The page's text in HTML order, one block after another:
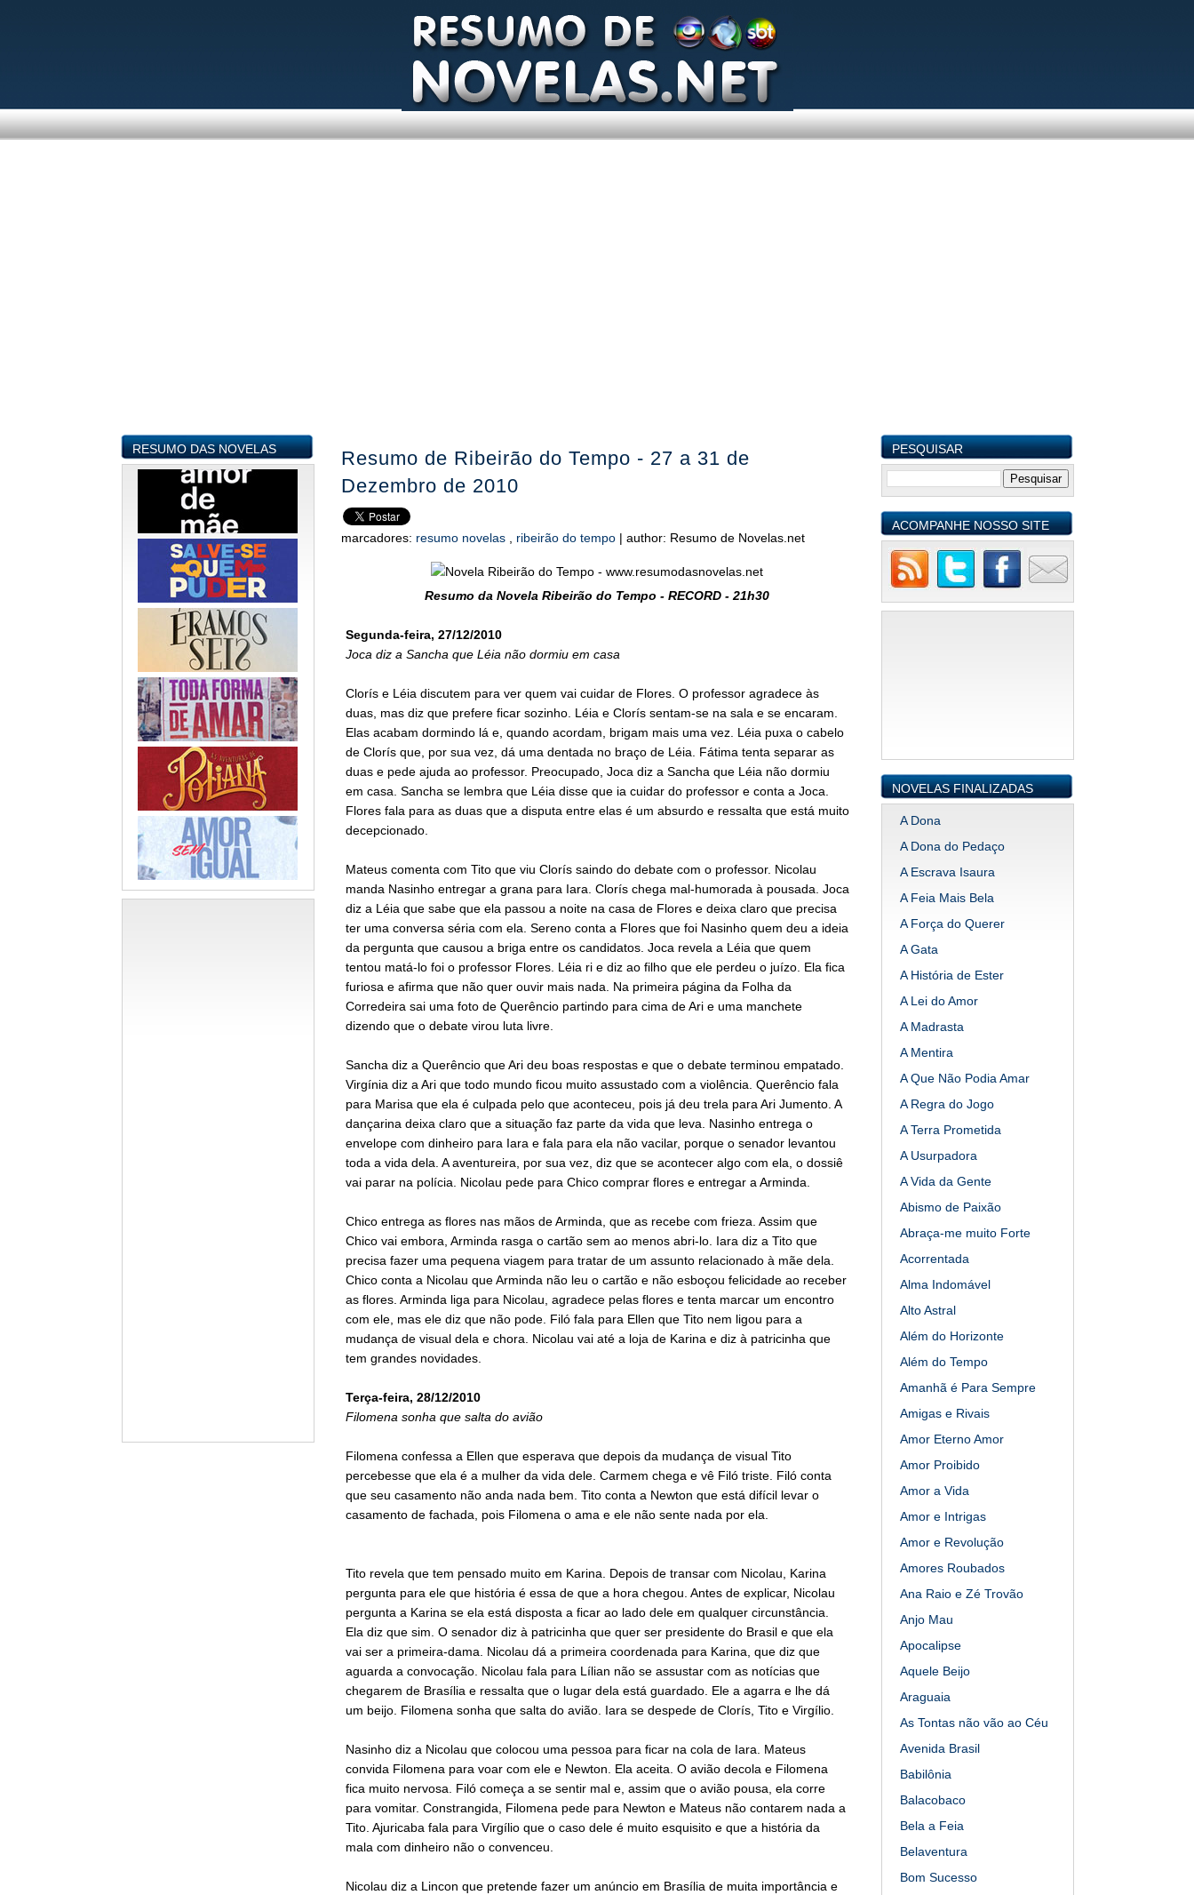
RESUMO DAS NOVELAS
Resumo de Ribeirão do Tempo - 27 a 31 de
Dezembro de 2010
marcadores: resumo novelas ribeirão do tempo | author: Resumo de Novelas.net
Resumo da Novela Ribeirão do Tempo - RECORD - 21h30
Segunda-feira, 27/12/2010
Joca diz a Sancha que Léia não dormiu em casa
Clorís e Léia discutem para ver quem vai cuidar de Flores. O professor agradece às
duas, mas diz que prefere ficar sozinho. Léia e Clorís sentam-se na sala e se encaram.
Elas acabam dormindo lá e, quando acordam, brigam mais uma vez. Léia puxa o cabelo
de Clorís que, por sua vez, dá uma dentada no braço de Léia. Fátima tenta separar as
duas e pede ajuda ao professor. Preocupado, Joca diz a Sancha que Léia não dormiu
em casa. Sancha se lembra que Léia disse que ia cuidar do professor e conta a Joca.
Flores fala para as duas que a disputa entre elas é um absurdo e ressalta que está muito
decepcionado.
Mateus comenta com Tito que viu Clorís saindo do debate com o professor. Nicolau
manda Nasinho entregar a grana para Iara. Clorís chega mal-humorada à pousada. Joca
diz a Léia que sabe que ela passou a noite na casa de Flores e deixa claro que precisa
ter uma conversa séria com ela. Sereno conta a Flores que foi Nasinho quem deu a ideia
da pergunta que causou a briga entre os candidatos. Joca revela a Léia que quem
tentou matá-lo foi o professor Flores. Léia ri e diz ao filho que ele perdeu o juízo. Ela fica
furiosa e afirma que não quer ouvir mais nada. Na primeira página da Folha da
Corredeira sai uma foto de Querêncio partindo para cima de Ari e uma manchete
dizendo que o debate virou luta livre.
Sancha diz a Querêncio que Ari deu boas respostas e que o debate terminou empatado.
Virgínia diz a Ari que todo mundo ficou muito assustado com a violência. Querêncio fala
para Marisa que ela é culpada pelo que aconteceu, pois já deu trela para Ari Jumento. A
dançarina deixa claro que a situação faz parte da vida que leva. Nasinho entrega o
envelope com dinheiro para Iara e fala para ela não vacilar, porque o senador levantou
toda a vida dela. A aventureira, por sua vez, diz que se acontecer algo com ela, o dossiê
vai parar na polícia. Nicolau pede para Chico comprar flores e entregar a Arminda.
Chico entrega as flores nas mãos de Arminda, que as recebe com frieza. Assim que
Chico vai embora, Arminda rasga o cartão sem ao menos abri-lo. Iara diz a Tito que
precisa fazer uma pequena viagem para tratar de um assunto relacionado à mãe dela.
Chico conta a Nicolau que Arminda não leu o cartão e não esboçou felicidade ao receber
as flores. Arminda liga para Nicolau, agradece pelas flores e tenta marcar um encontro
com ele, mas ele diz que não pode. Filó fala para Ellen que Tito nem ligou para a
mudança de visual dela e chora. Nicolau vai até a loja de Karina e diz à patricinha que
tem grandes novidades.
Terça-feira, 28/12/2010
Filomena sonha que salta do avião
Filomena confessa a Ellen que esperava que depois da mudança de visual Tito
percebesse que ela é a mulher da vida dele. Carmem chega e vê Filó triste. Filó conta
que seu casamento não anda nada bem. Tito conta a Newton que está difícil levar o
casamento de fachada, pois Filomena o ama e ele não sente nada por ela.
Tito revela que tem pensado muito em Karina. Depois de transar com Nicolau, Karina
pergunta para ele que história é essa de que a hora chegou. Antes de explicar, Nicolau
pergunta a Karina se ela está disposta a ficar ao lado dele em qualquer circunstância.
Ela diz que sim. O senador diz à patricinha que quer ser presidente do Brasil e que ela
vai ser a primeira-dama. Nicolau dá a primeira coordenada para Karina, que diz que
aguarda a convocação. Nicolau fala para Lílian não se assustar com as notícias que
chegarem de Brasília e ressalta que o lugar dela está guardado. Ele a agarra e lhe dá
um beijo. Filomena sonha que salta do avião. Iara se despede de Clorís, Tito e Virgílio.
Nasinho diz a Nicolau que colocou uma pessoa para ficar na cola de Iara. Mateus
convida Filomena para voar com ele e Newton. Ela aceita. O avião decola e Filomena
fica muito nervosa. Filó começa a se sentir mal e, assim que o avião pousa, ela corre
para vomitar. Constrangida, Filomena pede para Newton e Mateus não contarem nada a
Tito. Ajuricaba fala para Virgílio que o caso dele é muito esquisito e que a história da
mala com dinheiro não o convenceu.
Nicolau diz a Lincon que pretende fazer um anúncio em Brasília de muita importância e
PESQUISAR
ACOMPANHE NOSSO SITE
NOVELAS FINALIZADAS
A Dona
A Dona do Pedaço
A Escrava Isaura
A Feia Mais Bela
A Força do Querer
A Gata
A História de Ester
A Lei do Amor
A Madrasta
A Mentira
A Que Não Podia Amar
A Regra do Jogo
A Terra Prometida
A Usurpadora
A Vida da Gente
Abismo de Paixão
Abraça-me muito Forte
Acorrentada
Alma Indomável
Alto Astral
Além do Horizonte
Além do Tempo
Amanhã é Para Sempre
Amigas e Rivais
Amor Eterno Amor
Amor Proibido
Amor a Vida
Amor e Intrigas
Amor e Revolução
Amores Roubados
Ana Raio e Zé Trovão
Anjo Mau
Apocalipse
Aquele Beijo
Araguaia
As Tontas não vão ao Céu
Avenida Brasil
Babilônia
Balacobaco
Bela a Feia
Belaventura
Bom Sucesso